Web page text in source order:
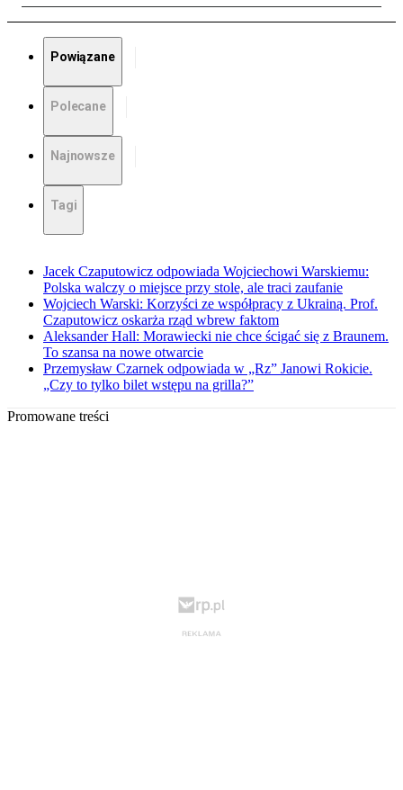
Powiązane
Polecane
Najnowsze
Tagi
Jacek Czaputowicz odpowiada Wojciechowi Warskiemu:
Polska walczy o miejsce przy stole, ale traci zaufanie
Wojciech Warski: Korzyści ze współpracy z Ukrainą. Prof.
Czaputowicz oskarża rząd wbrew faktom
Aleksander Hall: Morawiecki nie chce ścigać się z Braunem.
To szansa na nowe otwarcie
Przemysław Czarnek odpowiada w „Rz” Janowi Rokicie.
„Czy to tylko bilet wstępu na grilla?”
Promowane treści